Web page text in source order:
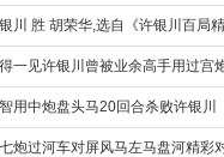
川 胜 胡荣华,选自《许银川百局
一见许银川曾被业余高手用过宫
用中炮盘头马20回合杀败许银川
炮过河车对屏风马左马盘河精彩